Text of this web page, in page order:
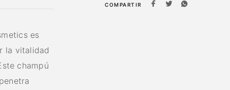
es
la vitalidad
champú
COMPARTIR